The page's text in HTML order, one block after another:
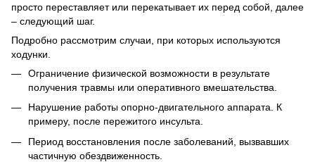
просто переставляет или перекатывает их перед собой, далее
– следующий шаг.
Подробно рассмотрим случаи, при которых используются
ходунки.
Ограничение физической возможности в результате
получения травмы или оперативного вмешательства.
Нарушение работы опорно-двигательного аппарата. К
примеру, после пережитого инсульта.
Период восстановления после заболеваний, вызвавших
частичную обездвиженность.